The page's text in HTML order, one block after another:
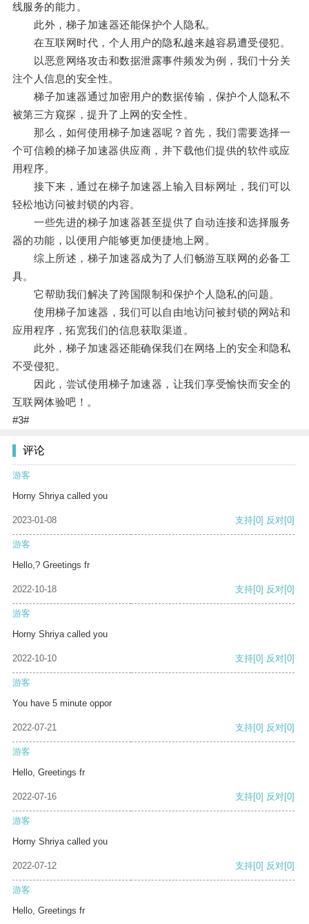
线服务的能力。
此外，梯子加速器还能保护个人隐私。
在互联网时代，个人用户的隐私越来越容易遭受侵犯。
以恶意网络攻击和数据泄露事件频发为例，我们十分关
注个人信息的安全性。
梯子加速器通过加密用户的数据传输，保护个人隐私不
被第三方窥探，提升了上网的安全性。
那么，如何使用梯子加速器呢？首先，我们需要选择一
个可信赖的梯子加速器供应商，并下载他们提供的软件或应
用程序。
接下来，通过在梯子加速器上输入目标网址，我们可以
轻松地访问被封锁的内容。
一些先进的梯子加速器甚至提供了自动连接和选择服务
器的功能，以便用户能够更加便捷地上网。
综上所述，梯子加速器成为了人们畅游互联网的必备工
具。
它帮助我们解决了跨国限制和保护个人隐私的问题。
使用梯子加速器，我们可以自由地访问被封锁的网站和
应用程序，拓宽我们的信息获取渠道。
此外，梯子加速器还能确保我们在网络上的安全和隐私
不受侵犯。
因此，尝试使用梯子加速器，让我们享受愉快而安全的
互联网体验吧！。
#3#
评论
游客
Horny Shriya called you
2023-01-08 支持[0] 反对[0]
游客
Hello,? Greetings fr
2022-10-18 支持[0] 反对[0]
游客
Horny Shriya called you
2022-10-10 支持[0] 反对[0]
游客
You have 5 minute oppor
2022-07-21 支持[0] 反对[0]
游客
Hello, Greetings fr
2022-07-16 支持[0] 反对[0]
游客
Horny Shriya called you
2022-07-12 支持[0] 反对[0]
游客
Hello, Greetings fr